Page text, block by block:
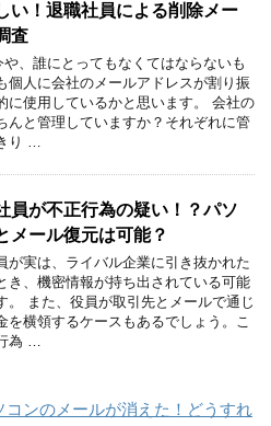
い！退職社員による削除メー
査
や、誰にとってもなくてはならないも
個人に会社のメールアドレスが割り振
に使用しているかと思います。 会社の
んと管理していますか？それぞれに管
り …
員が不正行為の疑い！？パソ
メール復元は可能？
が実は、ライバル企業に引き抜かれた
き、機密情報が持ち出されている可能
。 また、役員が取引先とメールで通じ
を横領するケースもあるでしょう。こ
為 …
コンのメールが消えた！どうすれ